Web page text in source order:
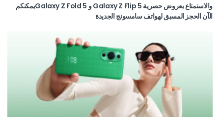
والاستمتاع بعروض حصرية Galaxy Z Flip 5 و Galaxy Z Fold 5يمكنكم
الآن الحجز المسبق لهواتف سامسونج الجديدة